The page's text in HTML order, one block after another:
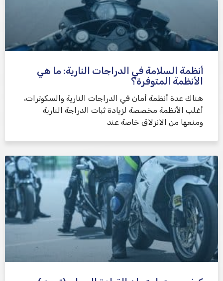
أنظمة السلامة في الدراجات النارية: ما هي
الأنظمة المتوفرة؟
هناك عدة أنظمة أمان في الدراجات النارية والسكوترات،
أغلب الأنظمة مخصصة لزيادة ثبات الدراجة النارية
ومنعها من الانزلاق خاصة عند